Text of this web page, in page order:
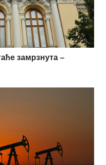
замрзнута –